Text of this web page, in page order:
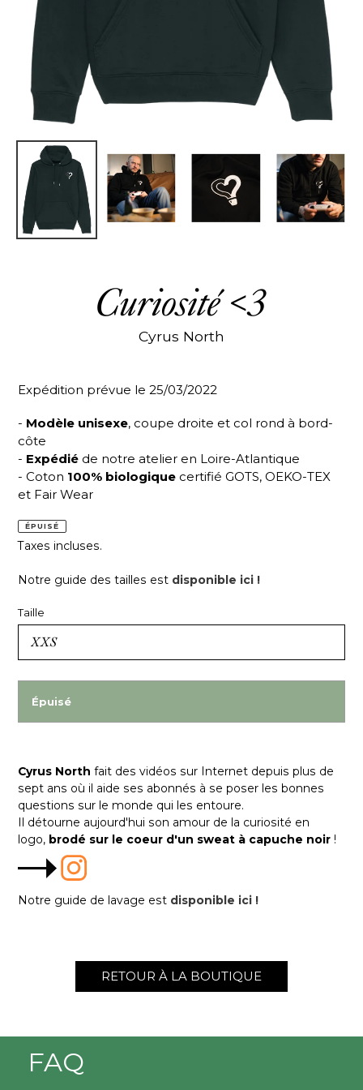
Curiosité <3
Cyrus North
Expédition prévue le 25/03/2022
- Modèle unisexe, coupe droite et col rond à bord-
côte
- Expédié de notre atelier en Loire-Atlantique
- Coton 100% biologique certifié GOTS, OEKO-TEX
et Fair Wear
ÉPUISÉ
Taxes incluses.
Notre guide des tailles est disponible ici !
Taille
Épuisé
Cyrus North fait des vidéos sur Internet depuis plus de
sept ans où il aide ses abonnés à se poser les bonnes
questions sur le monde qui les entoure.
Il détourne aujourd'hui son amour de la curiosité en
logo, brodé sur le coeur d'un sweat à capuche noir !
Notre guide de lavage est disponible ici !
RETOUR À LA BOUTIQUE
FAQ